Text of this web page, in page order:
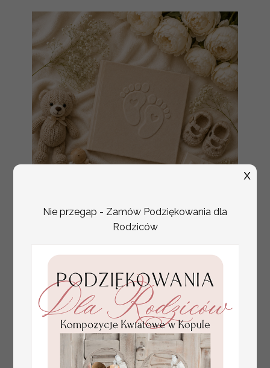
Prezent dla dziecka na narodziny
Nie przegap - Zamów Podziękowania dla
Rodziców
X